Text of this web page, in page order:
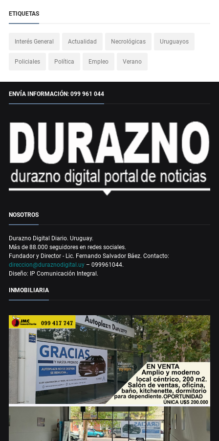
ETIQUETAS
Interés General Actualidad Necrológicas Uruguayos
Policiales Política Empleo Verano
ENVÍA INFORMACIÓN: 099 961 044
NOSOTROS
Durazno Digital Diario. Uruguay.
Más de 88.000 seguidores en redes sociales.
Fundador y Director - Lic. Fernando Salvador Báez. Contacto:
direccion@duraznodigital.uy – 099961044.
Diseño: IP Comunicación Integral.
INMOBILIARIA